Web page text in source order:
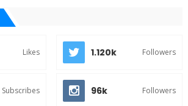
Likes 1.120k Followers
Subscribes 96k Followers